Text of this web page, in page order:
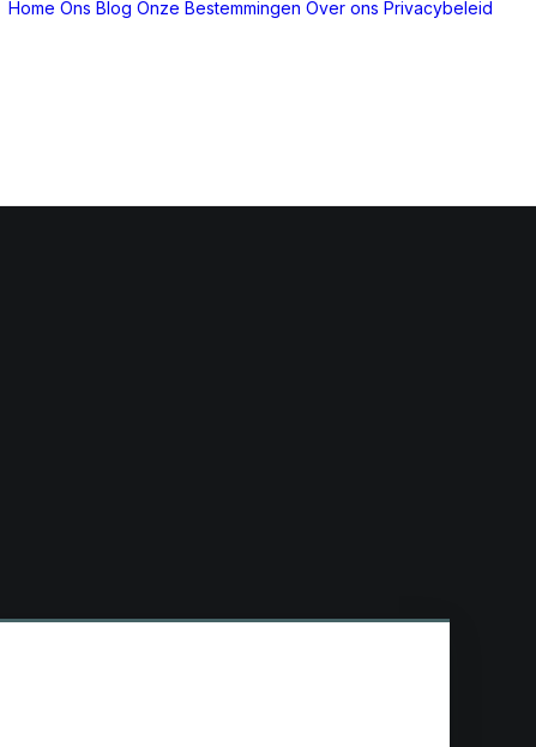
Home Ons Blog Onze Bestemmingen Over ons Privacybeleid